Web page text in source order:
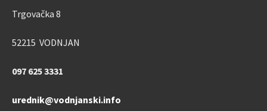
Trgovačka 8
52215 VODNJAN
097 625 3331
urednik@vodnjanski.info